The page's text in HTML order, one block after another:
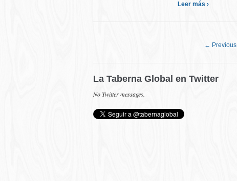
Leer más ›
← Previous
La Taberna Global en Twitter
No Twitter messages.